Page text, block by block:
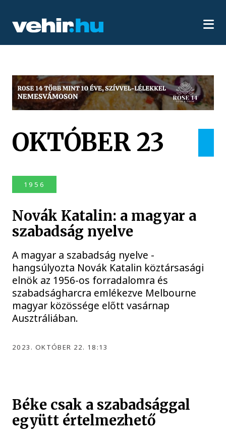
OKTÓBER 23
1956
Novák Katalin: a magyar a
szabadság nyelve
A magyar a szabadság nyelve -
hangsúlyozta Novák Katalin köztársasági
elnök az 1956-os forradalomra és
szabadságharcra emlékezve Melbourne
magyar közössége előtt vasárnap
Ausztráliában.
2023. OKTÓBER 22. 18:13
Béke csak a szabadsággal
együtt értelmezhető